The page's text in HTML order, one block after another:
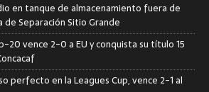
en tanque de almacenamiento fuera de
Separación Sitio Grande
20 vence 2-0 a EU y conquista su título 15
perfecto en la Leagues Cup, vence 2-1 al